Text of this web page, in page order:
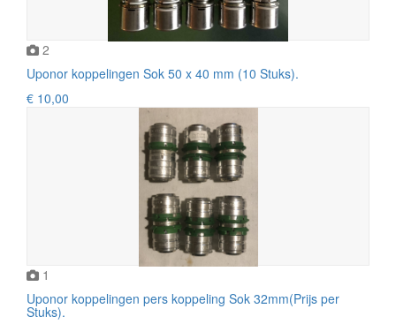
2
Uponor koppelingen Sok 50 x 40 mm (10 Stuks).
€ 10,00
1
Uponor koppelingen pers koppeling Sok 32mm(Prijs per
Stuks).